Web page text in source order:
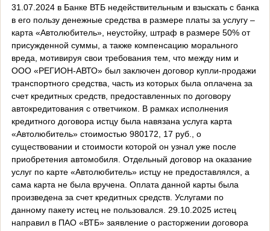
31.07.2024 в Банке ВТБ недействительным и взыскать с банка
в его пользу денежные средства в размере платы за услугу –
карта «Автолюбитель», неустойку, штраф в размере 50% от
присужденной суммы, а также компенсацию морального
вреда, мотивируя свои требования тем, что между ним и
ООО «РЕГИОН-АВТО» был заключен договор купли-продажи
транспортного средства, часть из которых была оплачена за
счет кредитных средств, предоставленных по договору
автокредитования с ответчиком. В рамках исполнения
кредитного договора истцу была навязана услуга карта
«Автолюбитель» стоимостью 980172, 17 руб., о
существовании и стоимости которой он узнал уже после
приобретения автомобиля. Отдельный договор на оказание
услуг по карте «Автолюбитель» истцу не предоставлялся, а
сама карта не была вручена. Оплата данной карты была
произведена за счет кредитных средств. Услугами по
данному пакету истец не пользовался. 29.10.2025 истец
направил в ПАО «ВТБ» заявление о расторжении договора